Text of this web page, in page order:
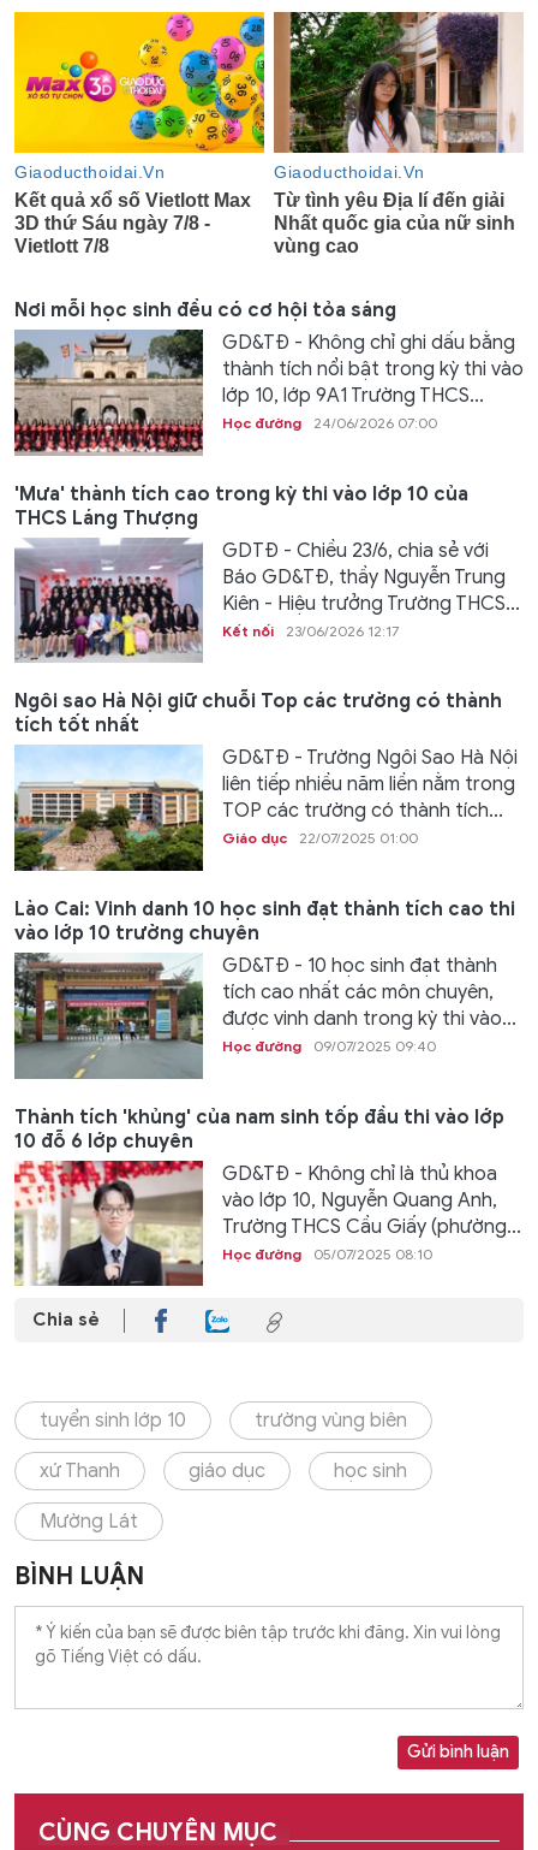
Nơi mỗi học sinh đều có cơ hội tỏa sáng
GD&TĐ - Không chỉ ghi dấu bằng
thành tích nổi bật trong kỳ thi vào
lớp 10, lớp 9A1 Trường THCS...
Học đường 24/06/2026 07:00
'Mưa' thành tích cao trong kỳ thi vào lớp 10 của
THCS Láng Thượng
GDTĐ - Chiều 23/6, chia sẻ với
Báo GD&TĐ, thầy Nguyễn Trung
Kiên - Hiệu trưởng Trường THCS...
Kết nối 23/06/2026 12:17
Ngôi sao Hà Nội giữ chuỗi Top các trường có thành
tích tốt nhất
GD&TĐ - Trường Ngôi Sao Hà Nội
liên tiếp nhiều năm liền nằm trong
TOP các trường có thành tích...
Giáo dục 22/07/2025 01:00
Lào Cai: Vinh danh 10 học sinh đạt thành tích cao thi
vào lớp 10 trường chuyên
GD&TĐ - 10 học sinh đạt thành
tích cao nhất các môn chuyên,
được vinh danh trong kỳ thi vào...
Học đường 09/07/2025 09:40
Thành tích 'khủng' của nam sinh tốp đầu thi vào lớp
10 đỗ 6 lớp chuyên
GD&TĐ - Không chỉ là thủ khoa
vào lớp 10, Nguyễn Quang Anh,
Trường THCS Cầu Giấy (phường...
Học đường 05/07/2025 08:10
Chia sẻ
tuyển sinh lớp 10 trường vùng biên
xứ Thanh giáo dục học sinh
Mường Lát
BÌNH LUẬN
Gửi bình luận
CÙNG CHUYÊN MỤC